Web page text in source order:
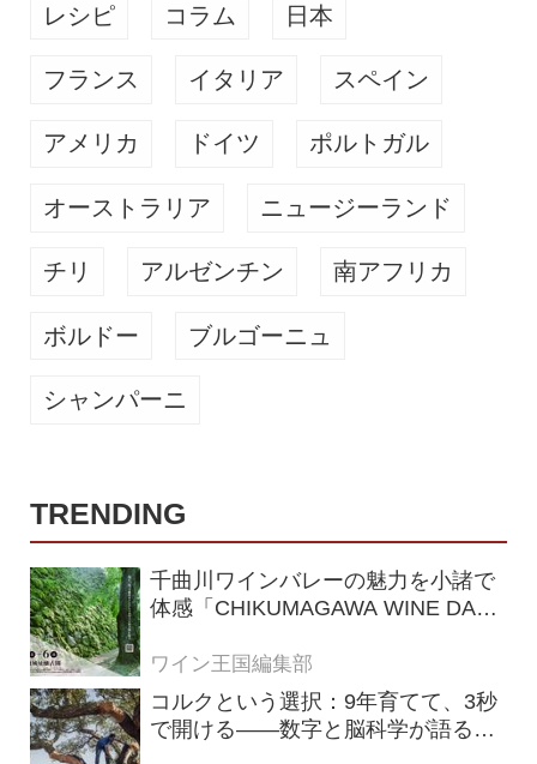
レシピ コラム 日本
フランス イタリア スペイン
アメリカ ドイツ ポルトガル
オーストラリア ニュージーランド
チリ アルゼンチン 南アフリカ
ボルドー ブルゴーニュ
シャンパーニ
TRENDING
千曲川ワインバレーの魅力を小諸で
体感「CHIKUMAGAWA WINE DAYS
ワイン王国編集部
コルクという選択：9年育てて、3秒
で開ける——数字と脳科学が語る栓